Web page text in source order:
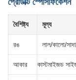
প্রোডাক্ট স্পেসিফিকেশন
বৈশিষ্ট্য মূল্য
রঙ লাল/কালো/
আকার কাস্টমাইজড